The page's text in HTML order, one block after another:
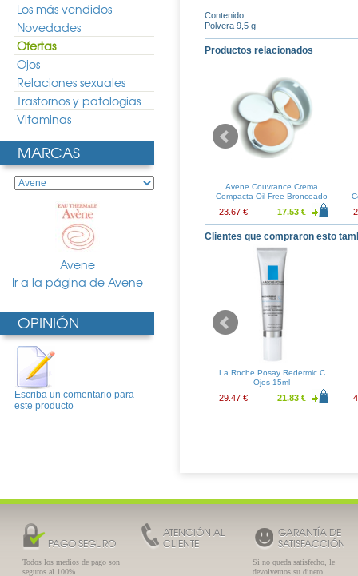
Los más vendidos
Novedades
Ofertas
Ojos
Relaciones sexuales
Trastornos y patologias
Vitaminas
MARCAS
Avene
Ir a la página de Avene
OPINIÓN
Escriba un comentario para
este producto
Contenido:
Polvera 9,5 g
Productos relacionados
Polvos
Avene Couvrance Pincel
17.49 €
Avene Couvrance Crema
Compacta Oil Free Bronceado
23.67 € 17.53 €
Clientes que compraron esto
Maquillaje
(02)
15.20 € 55.28 €
La Roche Posay Redermic C
Ojos 15ml
29.47 € 21.83 €
PAGO SEGURO
Todos los medios de pago son
seguros al 100%
ATENCIÓN AL
CLIENTE
GARANTÍA DE
SATISFACCIÓN
Si no queda satisfecho, le
devolvemos su dinero